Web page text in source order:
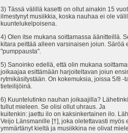
3) Tässä välillä kasetti on ollut ainakin 15
ilmestynyt musiikkia, koska nauhaa ei ole
kuuntelukelpoisena.
4) Olen itse mukana soittamassa äänitteillä.
kitara peittää alleen varsinaisen joiun.
"pumppausta".
5) Sanoinko edellä, että olin mukana
joikaajaa esittämään harjoiteltavan joiun
rytmikäsitystään. On kokemuksia, joissa 5/8
tieteilijöinä.
6) Kuuntelutinko nauhan joikaajilla?
tullut mieleen. Se olisi ollut uhraus. Ja
kuitenkin: jaettu ilo on kaksinkertainen ilo.
Veijo Länsmanille [†], joka oletettavasti
ymmärtänyt kieltä ja musiikkina ne olivat